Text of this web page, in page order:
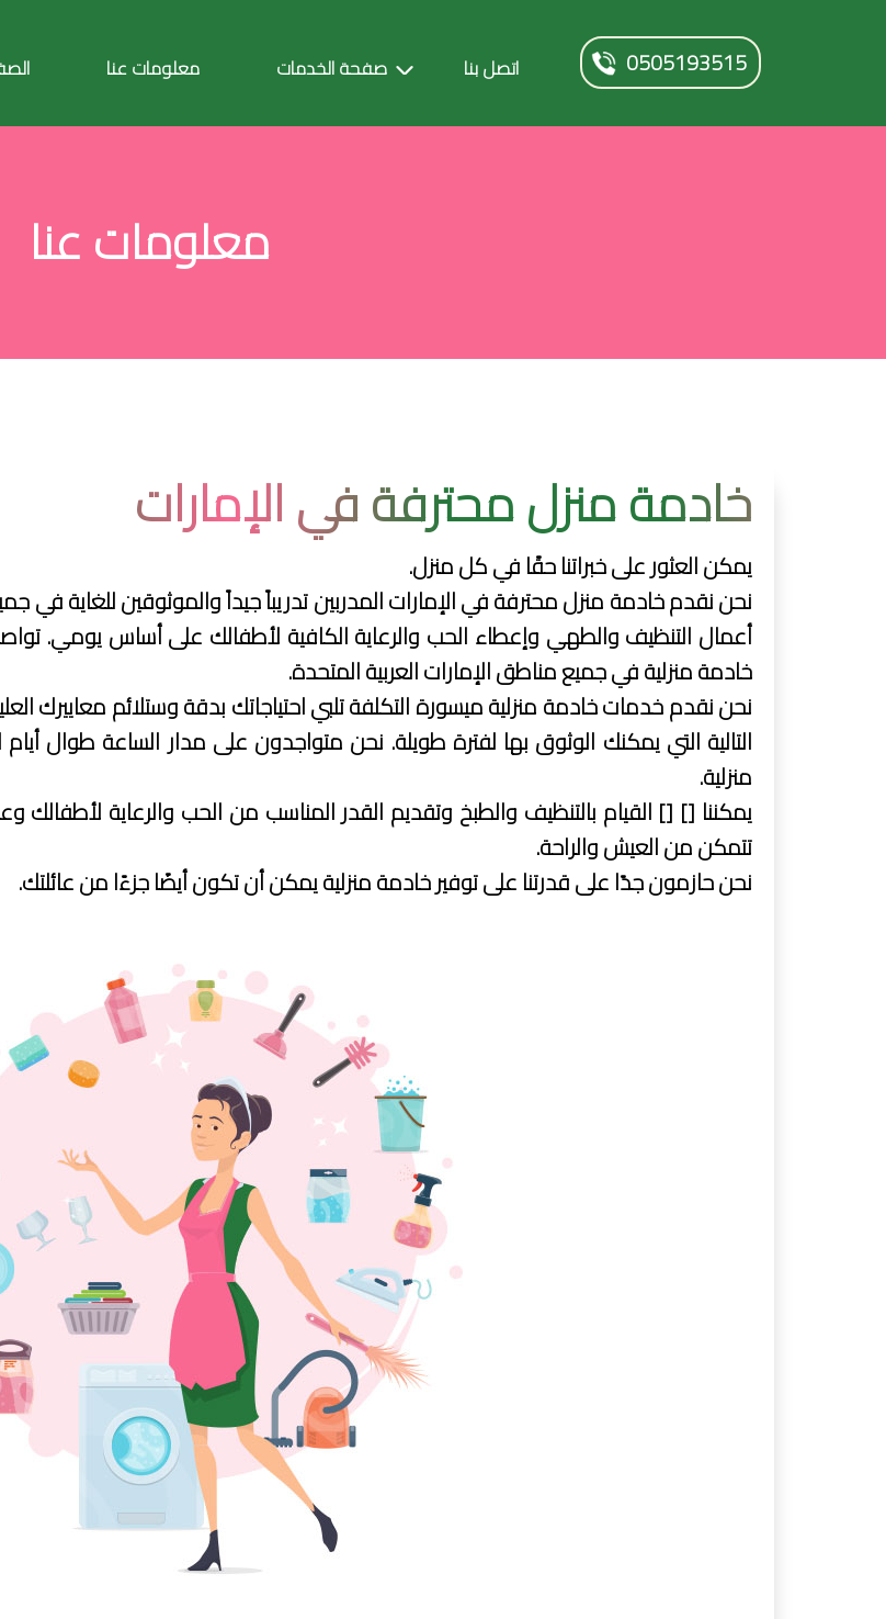
0505193515 معلومات عنا صفحة الخدمات اتصل بنا
معلومات عنا
خادمة منزل محترفة في الإمارات
يمكن العثور على خبراتنا حقًا في كل منزل.
نحن نقدم خادمة منزل محترفة في الإمارات المدربين تدريباً جيداً والموثوقين للغاية في
أعمال التنظيف والطهي وإعطاء الحب والرعاية الكافية لأطفالك على أساس يومي.
خادمة منزلية في جميع مناطق الإمارات العربية المتحدة.
نحن نقدم خدمات خادمة منزلية ميسورة التكلفة تلبي احتياجاتك بدقة وستلائم معاييرك
التالية التي يمكنك الوثوق بها لفترة طويلة. نحن متواجدون على مدار الساعة طوال
منزلية.
يمكننا [] [] القيام بالتنظيف والطبخ وتقديم القدر المناسب من الحب والرعاية
تتمكن من العيش والراحة.
نحن حازمون جدًا على قدرتنا على توفير خادمة منزلية يمكن أن تكون أيضًا جزءًا من عائلتك.